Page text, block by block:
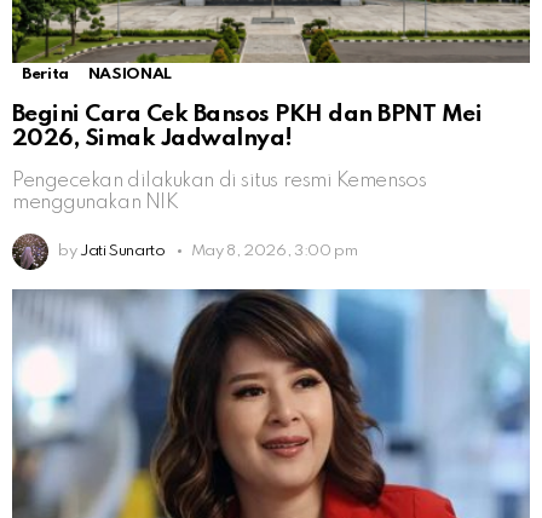
Berita NASIONAL
Begini Cara Cek Bansos PKH dan BPNT Mei
2026, Simak Jadwalnya!
Pengecekan dilakukan di situs resmi Kemensos
menggunakan NIK
by Jati Sunarto May 8, 2026, 3:00 pm